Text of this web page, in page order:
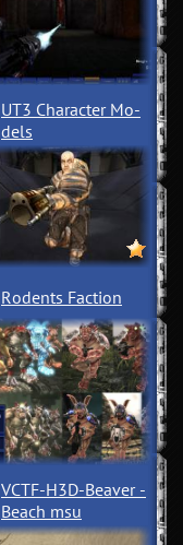
UT3 Character Mo­
dels
Rodents Faction
VCTF-H3D-Beaver ­
Beach msu